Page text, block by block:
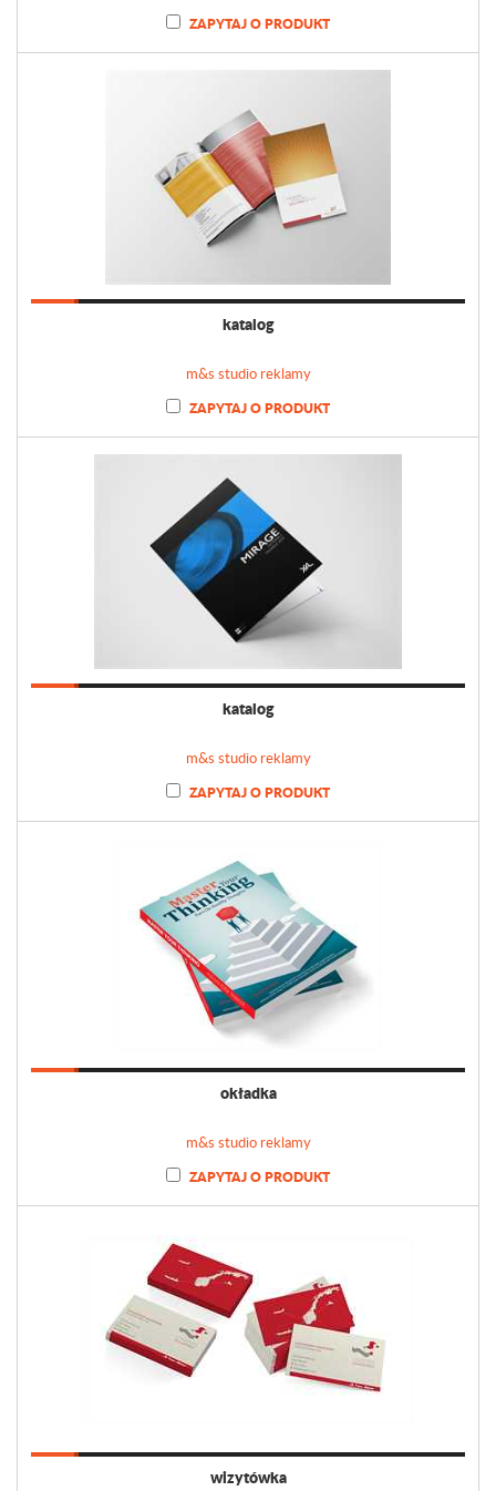
ZAPYTAJ O PRODUKT
katalog
m&s studio reklamy
ZAPYTAJ O PRODUKT
katalog
m&s studio reklamy
ZAPYTAJ O PRODUKT
okładka
m&s studio reklamy
ZAPYTAJ O PRODUKT
wizytówka